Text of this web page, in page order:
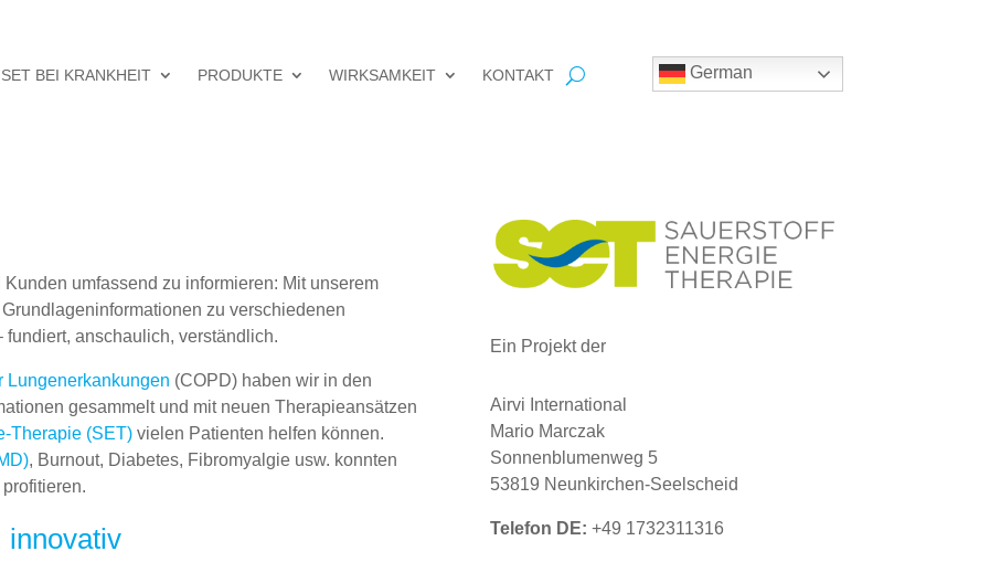
SET BEI KRANKHEIT PRODUKTE WIRKSAMKEIT KONTAKT German
umfassend zu informieren: Mit unserem
zu verschiedenen
anschaulich, verständlich.
Lungenerkankungen (COPD) haben wir in den
gesammelt und mit neuen Therapieansätzen
Therapie (SET) vielen Patienten helfen können.
, Burnout, Diabetes, Fibromyalgie usw. konnten
innovativ
Ein Projekt der
Airvi International
Mario Marczak
Sonnenblumenweg 5
53819 Neunkirchen-Seelscheid
Telefon DE: +49 1732311316